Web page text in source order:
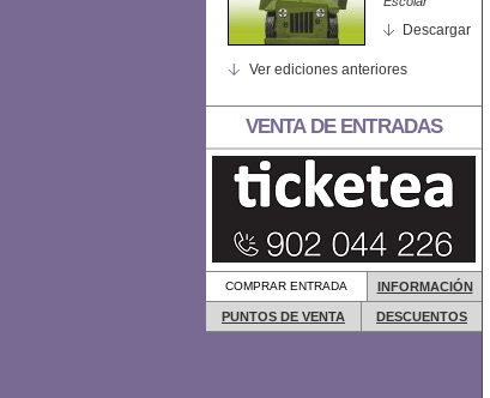
Descargar
Ver ediciones anteriores
VENTA DE ENTRADAS
COMPRAR ENTRADA INFORMACIÓN
PUNTOS DE VENTA DESCUENTOS